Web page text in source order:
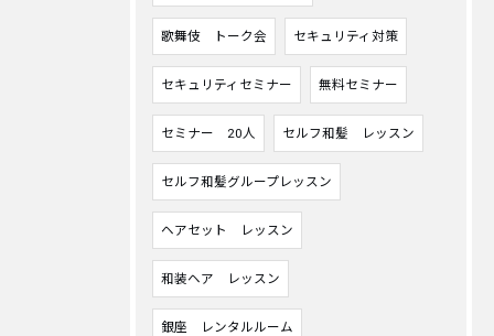
歌舞伎 トーク会 セキュリティ対策
セキュリティセミナー 無料セミナー
セミナー 20人 セルフ和髪 レッスン
セルフ和髪グループレッスン
ヘアセット レッスン
和装ヘア レッスン
銀座 レンタルルーム